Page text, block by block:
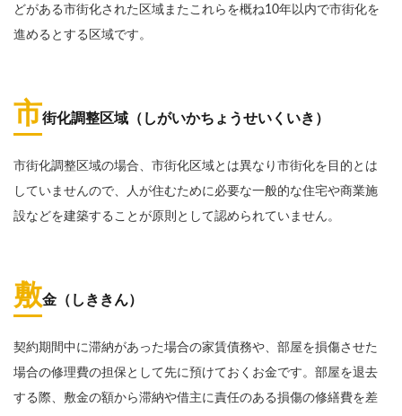
どがある市街化された区域またこれらを概ね10年以内で市街化を
進めるとする区域です。
市街化調整区域（しがいかちょうせいくいき）
市街化調整区域の場合、市街化区域とは異なり市街化を目的とは
していませんので、人が住むために必要な一般的な住宅や商業施
設などを建築することが原則として認められていません。
敷金（しききん）
契約期間中に滞納があった場合の家賃債務や、部屋を損傷させた
場合の修理費の担保として先に預けておくお金です。部屋を退去
する際、敷金の額から滞納や借主に責任のある損傷の修繕費を差